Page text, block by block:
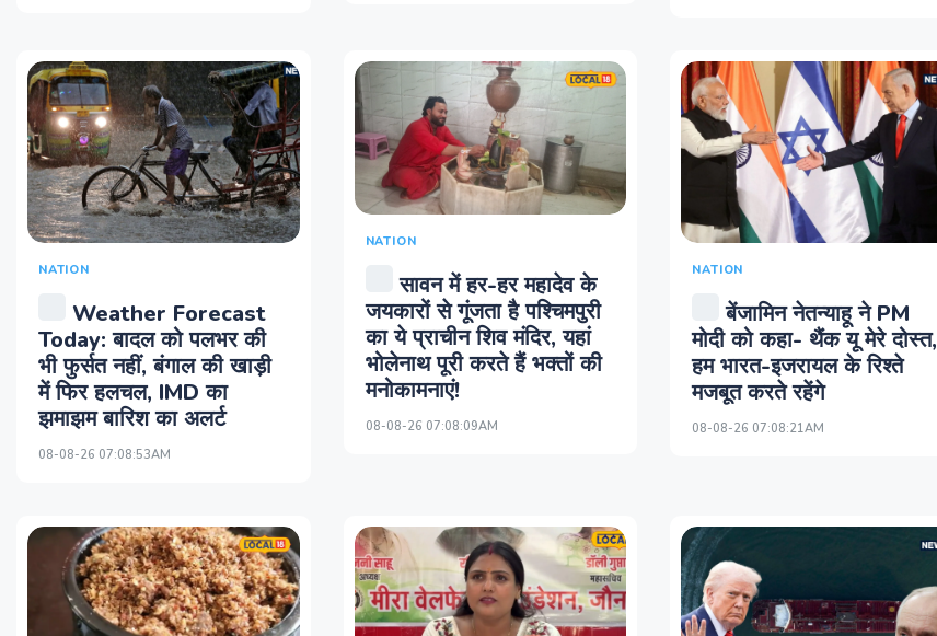
NATION
Weather Forecast
Today: बादल को पलभर की
भी फुर्सत नहीं, बंगाल की खाड़ी
में फिर हलचल, IMD का
झमाझम बारिश का अलर्ट
08-08-26 07:08:53AM
NATION
सावन में हर-हर महादेव के
जयकारों से गूंजता है पश्चिमपुरी
का ये प्राचीन शिव मंदिर, यहां
भोलेनाथ पूरी करते हैं भक्तों की
मनोकामनाएं!
08-08-26 07:08:09AM
NATION
बेंजामिन नेतन्याहू ने PM
मोदी को कहा- थैंक यू मेरे दोस्त,
हम भारत-इजरायल के रिश्ते
मजबूत करते रहेंगे
08-08-26 07:08:21AM